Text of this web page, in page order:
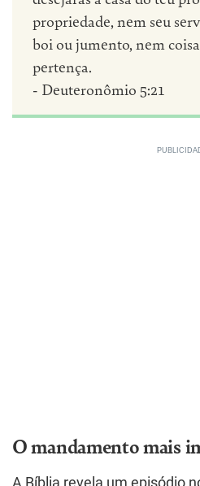
propriedade, nem seu
boi ou jumento, nem
pertença.
- Deuteronômio 5:21
O mandamento mais
A Bíblia revela um episódio